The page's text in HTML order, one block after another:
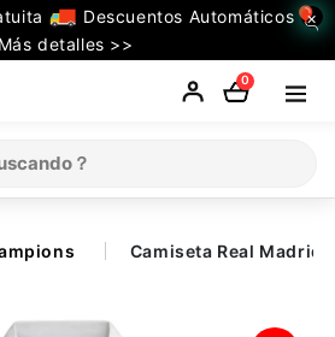
Descuentos Automáticos
Más detalles >>
×
0
Camiseta Real Madrid